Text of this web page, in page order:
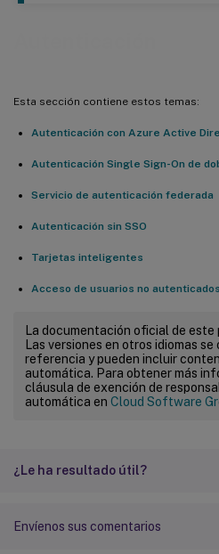
Esta sección contiene estos temas:
Autenticación con Azure Active
Autenticación Single Sign-On de
Servicio de autenticación federada
Autenticación sin SSO
Tarjetas inteligentes
Acceso de usuarios no
La documentación oficial de
Las versiones en otros idiomas
referencia y pueden incluir
automática. Para obtener más
cláusula de exención de
automática en Cloud Software
¿Le ha resultado útil?
Envíenos sus comentarios